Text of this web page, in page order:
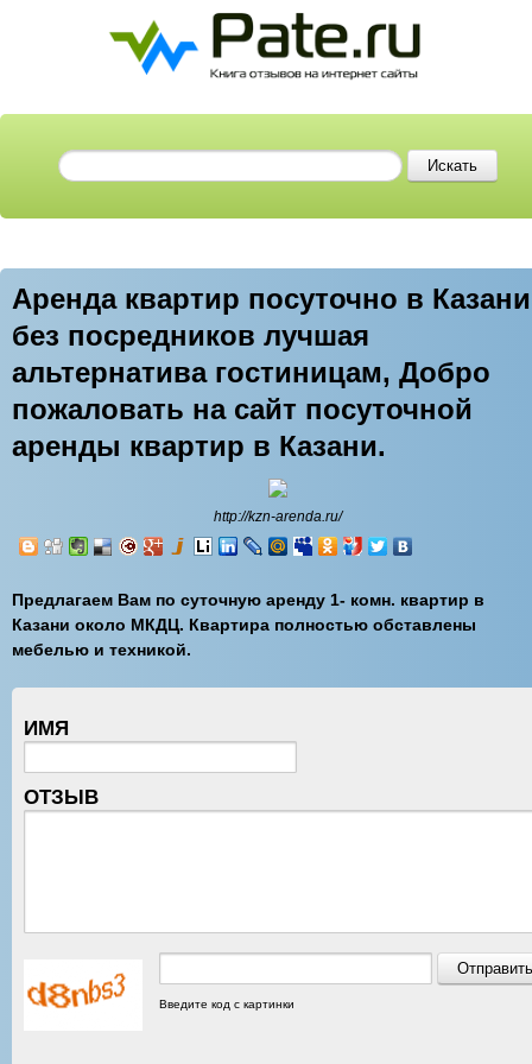
Аренда квартир посуточно в Казани
без посредников лучшая
альтернатива гостиницам, Добро
пожаловать на сайт посуточной
аренды квартир в Казани.
http://kzn-arenda.ru/
Предлагаем Вам по суточную аренду 1- комн. квартир в
Казани около МКДЦ. Квартира полностью обставлены
мебелью и техникой.
ИМЯ
ОТЗЫВ
Введите код с картинки